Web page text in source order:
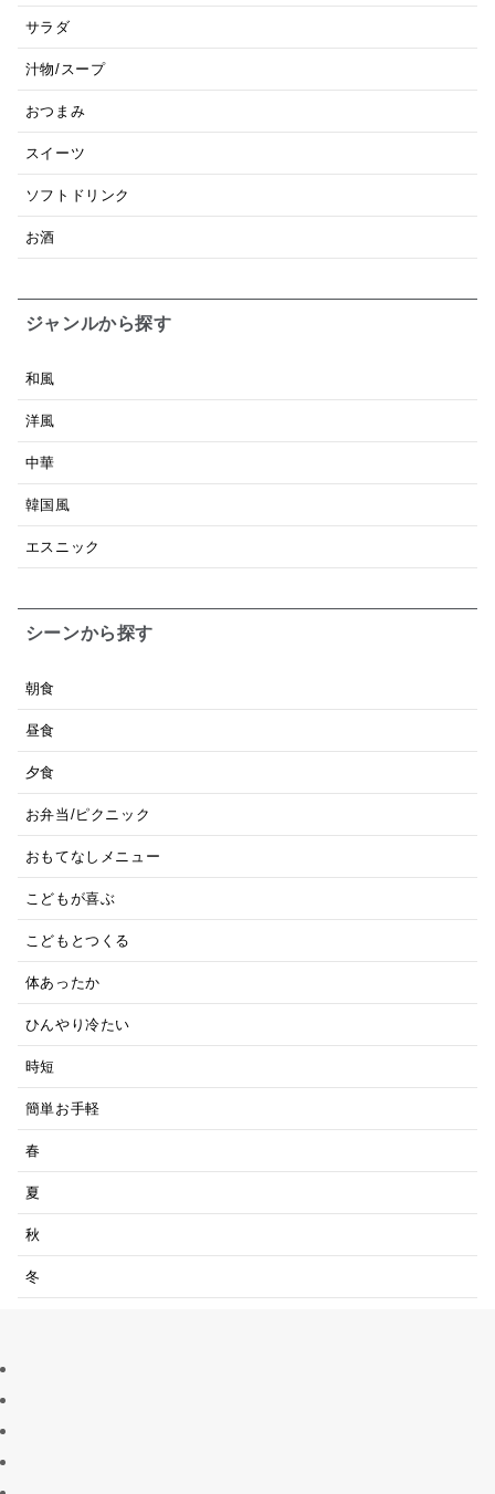
サラダ
汁物/スープ
おつまみ
スイーツ
ソフトドリンク
お酒
ジャンルから探す
和風
洋風
中華
韓国風
エスニック
シーンから探す
朝食
昼食
夕食
お弁当/ピクニック
おもてなしメニュー
こどもが喜ぶ
こどもとつくる
体あったか
ひんやり冷たい
時短
簡単お手軽
春
夏
秋
冬